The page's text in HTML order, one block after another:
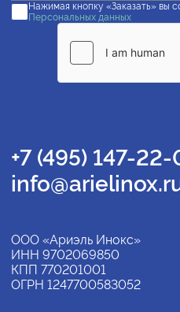
Нажимая кнопку «Заказать» вы
Персональных данных
+7 (495) 147-
ООО «Ариэль Инокс»
ИНН 9702069850
КПП 770201001
ОГРН 1247700583052